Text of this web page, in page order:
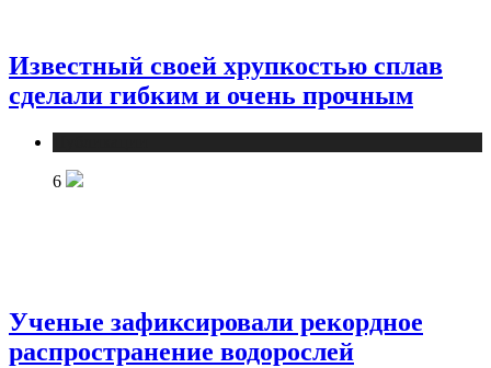
Известный своей хрупкостью сплав
сделали гибким и очень прочным
6
Ученые зафиксировали рекордное
распространение водорослей